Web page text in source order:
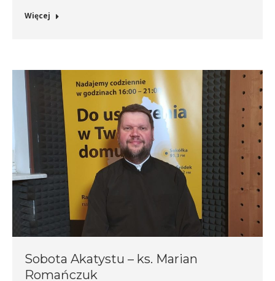
Więcej
Sobota Akatystu – ks. Marian
Romańczuk